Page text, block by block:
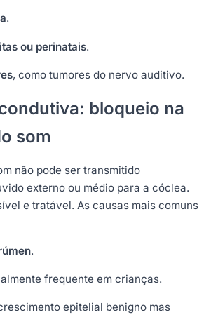
.
ou perinatais.
, como tumores do nervo auditivo.
bloqueio na
som
não pode ser transmitido
externo ou médio para a cóclea.
e tratável. As causas mais comuns
.
frequente em crianças.
epitelial benigno mas